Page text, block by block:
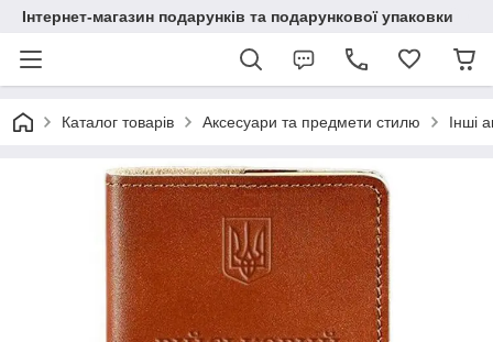
Інтернет-магазин подарунків та подарункової упаковки
Каталог товарів Аксесуари та предмети стилю Інші